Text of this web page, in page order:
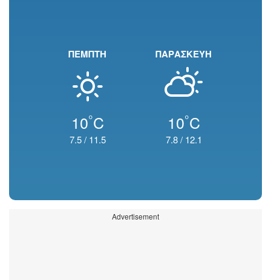
ΠΕΜΠΤΗ
10°C
7.5/ 11.5
ΠΑΡΑΣΚΕΥΗ
10°C
7.8/ 12.1
Advertisement